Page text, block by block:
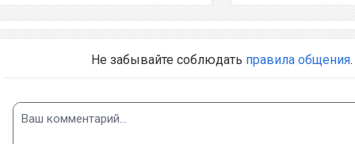
Не забывайте соблюдать правила общения.